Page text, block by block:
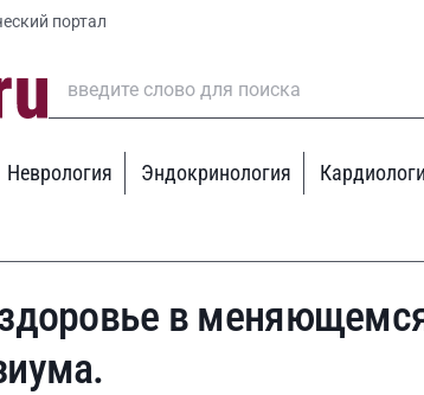
портал
Неврология Эндокринология
в